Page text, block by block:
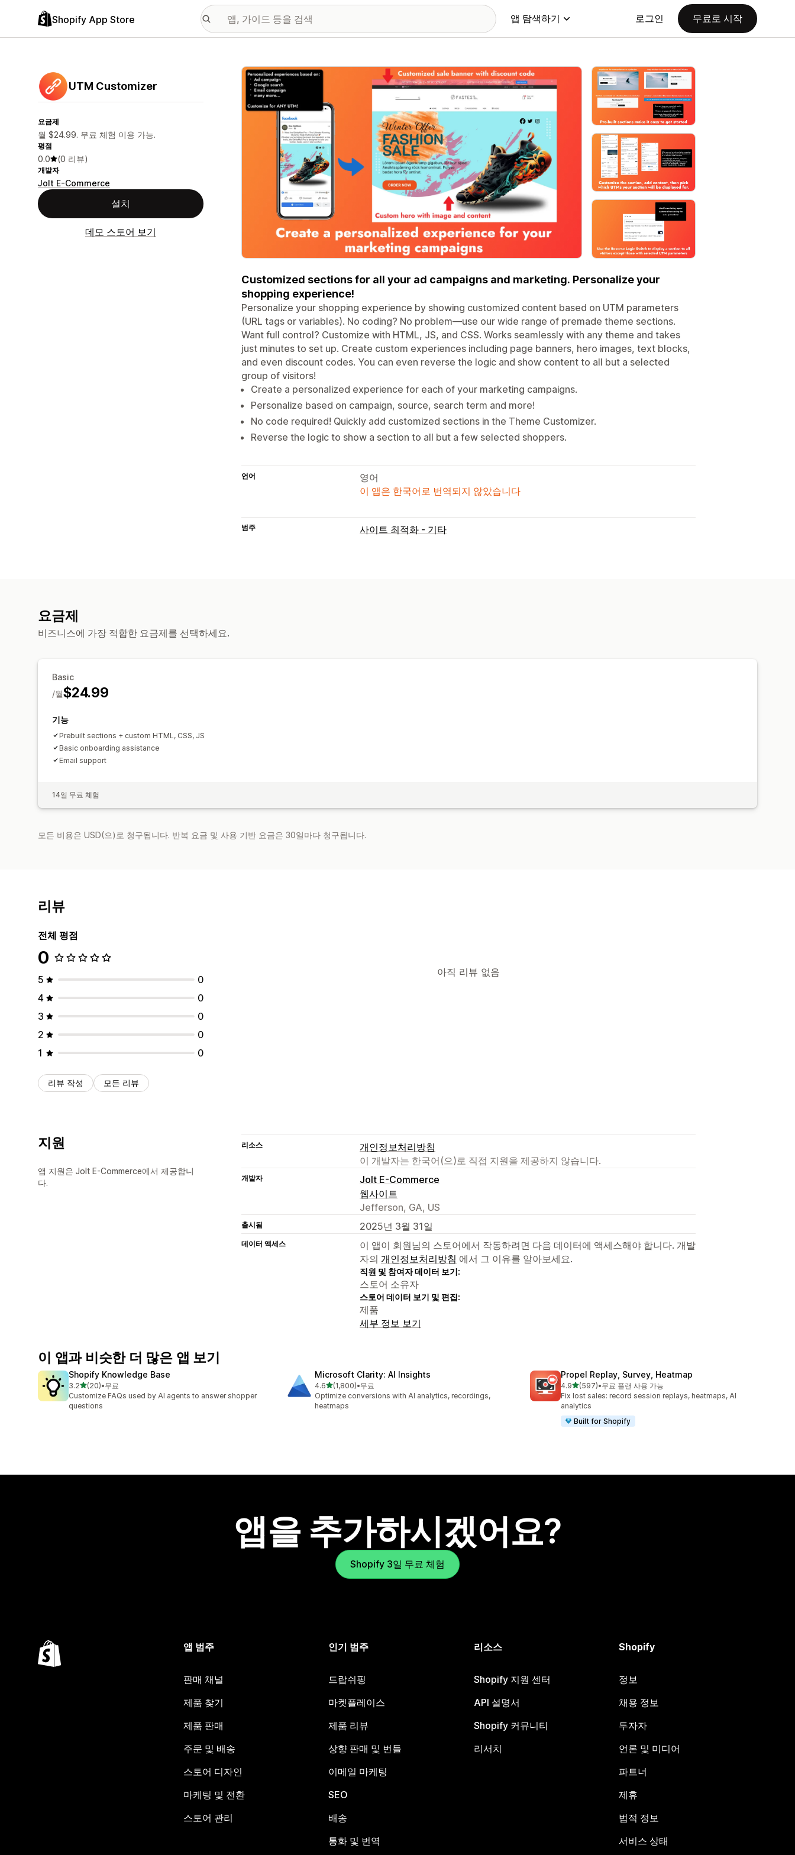
Shopify App Store 앱 탐색하기 로그인 무료로 시작
UTM Customizer
요금제
월 $24.99. 무료 체험 이용 가능.
평점
0.0 (0 리뷰)
개발자
Jolt E-Commerce
설치
데모 스토어 보기
추천 이미지 갤러리
Customized sections for all your ad campaigns and marketing. Personalize your
shopping experience!
Personalize your shopping experience by showing customized content based on UTM parameters
(URL tags or variables). No coding? No problem—use our wide range of premade theme sections.
Want full control? Customize with HTML, JS, and CSS. Works seamlessly with any theme and takes
just minutes to set up. Create custom experiences including page banners, hero images, text blocks,
and even discount codes. You can even reverse the logic and show content to all but a selected
group of visitors!
Create a personalized experience for each of your marketing campaigns.
Personalize based on campaign, source, search term and more!
No code required! Quickly add customized sections in the Theme Customizer.
Reverse the logic to show a section to all but a few selected shoppers.
언어
영어
이 앱은 한국어로 번역되지 않았습니다
범주 사이트 최적화 - 기타
요금제
비즈니스에 가장 적합한 요금제를 선택하세요.
Basic
$24.99
/월
기능
Prebuilt sections + custom HTML, CSS, JS
Basic onboarding assistance
Email support
14일 무료 체험
모든 비용은 USD(으)로 청구됩니다. 반복 요금 및 사용 기반 요금은 30일마다 청구됩니다.
리뷰
전체 평점
0
5
0
4
0
3
0
2
0
1
0
리뷰 작성 모든 리뷰
아직 리뷰 없음
지원
앱 지원은 Jolt E-Commerce에서 제공합니
다.
리소스
개인정보처리방침
이 개발자는 한국어(으)로 직접 지원을 제공하지 않습니다.
개발자
Jolt E-Commerce
웹사이트
Jefferson, GA, US
출시됨 2025년 3월 31일
데이터 액세스
이 앱이 회원님의 스토어에서 작동하려면 다음 데이터에 액세스해야 합니다. 개발
자의 개인정보처리방침 에서 그 이유를 알아보세요.
직원 및 참여자 데이터 보기:
스토어 소유자
스토어 데이터 보기 및 편집:
제품
세부 정보 보기
이 앱과 비슷한 더 많은 앱 보기
Shopify Knowledge Base
3.2별 5개 중
(20)
총 리뷰 20개
•무료
Customize FAQs used by AI agents to answer shopper
questions
Microsoft Clarity: AI Insights
4.6별 5개 중
(1,800)
총 리뷰 1800개
•무료
Optimize conversions with AI analytics, recordings,
heatmaps
Propel Replay, Survey, Heatmap
4.9별 5개 중
(597)
총 리뷰 597개
•무료 플랜 사용 가능
Fix lost sales: record session replays, heatmaps, AI
analytics
Built for Shopify
앱을 추가하시겠어요?
Shopify 3일 무료 체험
앱 범주
판매 채널
제품 찾기
제품 판매
주문 및 배송
스토어 디자인
마케팅 및 전환
스토어 관리
인기 범주
드랍쉬핑
마켓플레이스
제품 리뷰
상향 판매 및 번들
이메일 마케팅
SEO
배송
통화 및 번역
리소스
Shopify 지원 센터
API 설명서
Shopify 커뮤니티
리서치
Shopify
정보
채용 정보
투자자
언론 및 미디어
파트너
제휴
법적 정보
서비스 상태